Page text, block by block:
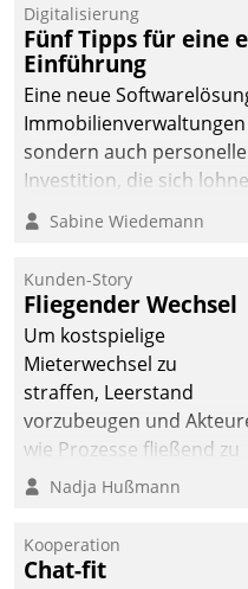
Digitalisierung
Fünf Tipps für eine
Einführung
Eine neue
sondern auch
Investition, die sich
nachhaltige
dieses Ziel erreicht wird,
Sabine Wiedemann
Kunden-Story
Fliegender Wechsel
Um kostspielige
Mieterwechsel zu
straffen, Leerstand
vorzubeugen und
wie Prozesse fließend zu
vernetzen, nutzt die
Jahresbeginn eine
Überblick, Einsicht und
Nadja Hußmann
Kooperation
Chat-fit